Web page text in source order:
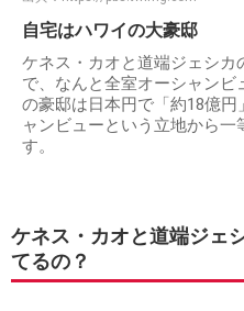
自宅はハワイの大豪邸
ケネス・カオと道端ジェシカ
で、なんと全室オーシャンビ
の豪邸は日本円で「約18億
ャンビューという立地から
す。
ケネス・カオと道端ジェ
てるの？